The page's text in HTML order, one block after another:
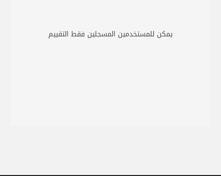
يمكن للمستخدمين المسجلين فقط التقييم